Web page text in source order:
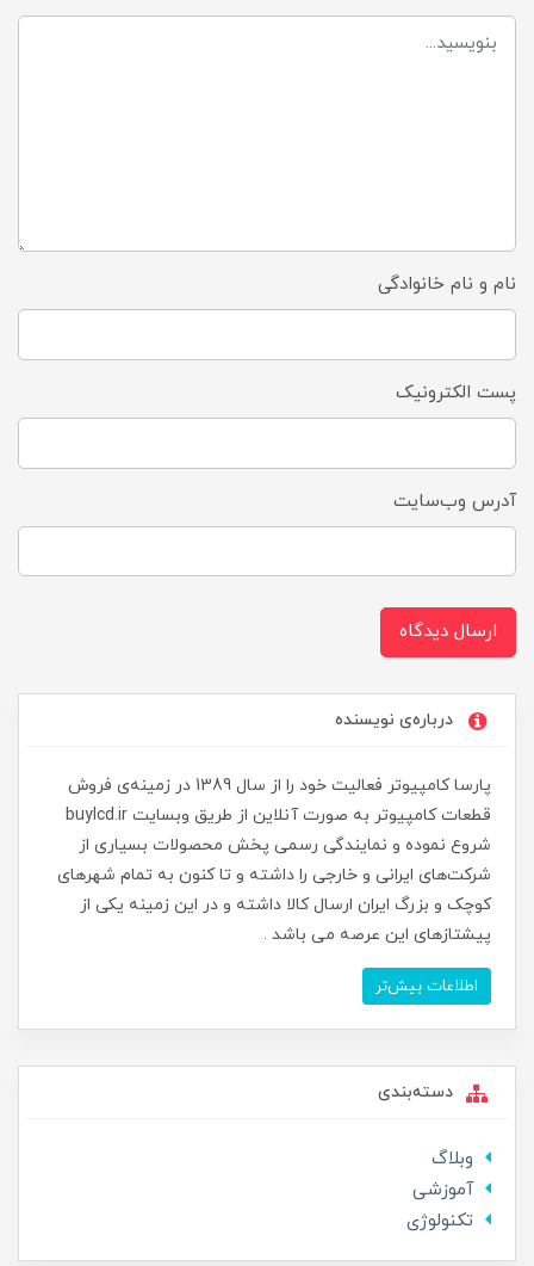
نام و نام خانوادگی
پست الکترونیک
آدرس وب‌سایت
ارسال دیدگاه
درباره‌ی نویسنده
پارسا کامپیوتر فعالیت خود را از سال 1389 در زمینه‌ی فروش
قطعات کامپیوتر به صورت آنلاین از طریق وبسایت buylcd.ir
شروع نموده و نمایندگی رسمی پخش محصولات بسیاری از
شرکت‌های ایرانی و خارجی را داشته و تا کنون به تمام شهرهای
کوچک و بزرگ ایران ارسال کالا داشته و در این زمینه یکی از
پیشتازهای این عرصه می باشد .
اطلاعات بیش‌تر
دسته‌بندی
وبلاگ
آموزشی
تکنولوژی